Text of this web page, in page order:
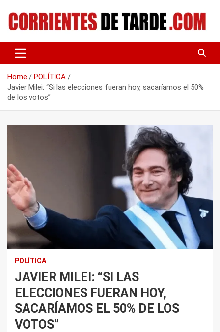
content
CORRIENTES DE TARDE
Home
POLÍTICA
Javier Milei: “Si las elecciones fueran hoy, sacaríamos el 50%
de los votos”
POLÍTICA
JAVIER MILEI: “SI LAS
ELECCIONES FUERAN HOY,
SACARÍAMOS EL 50% DE LOS
VOTOS”